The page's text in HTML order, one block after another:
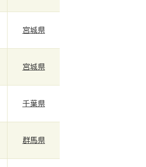
宮城県
宮城県
千葉県
群馬県